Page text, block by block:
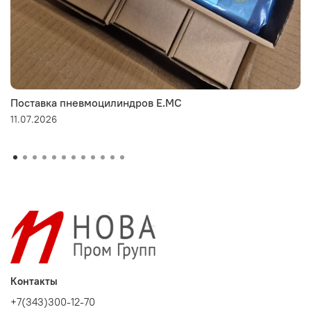
Поставка пневмоцилиндров E.MC
11.07.2026
Контакты
+7(343)300-12-70